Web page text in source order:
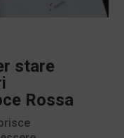
stare
Rossa